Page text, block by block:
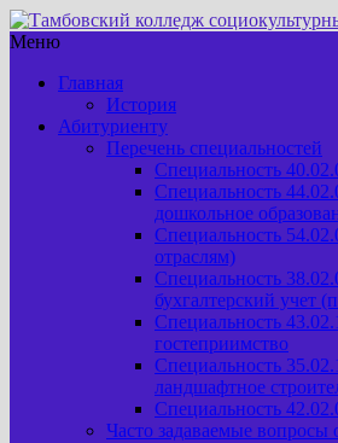
Меню
Главная
История
Абитуриенту
Перечень специальностей
Специальность
Специальность
дошкольное
Специальность
отраслям)
Специальность
бухгалтерский учет
Специальность
гостеприимство
Специальность
ландшафтное
Специальность
Часто задаваемые вопросы